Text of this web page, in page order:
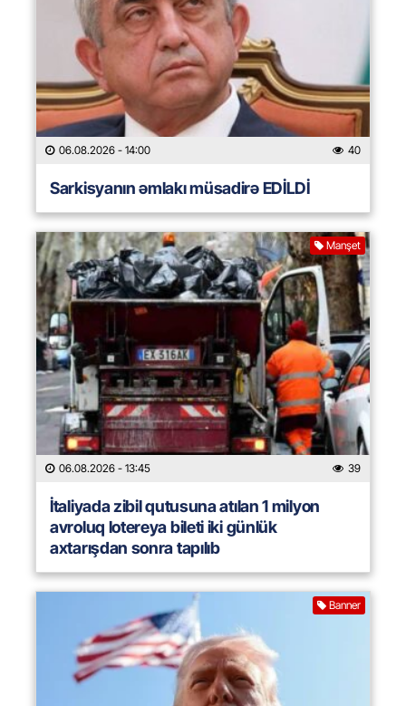
06.08.2026 - 14:00 40
Sarkisyanın əmlakı müsadirə EDİLDİ
Manşet
06.08.2026 - 13:45 39
İtaliyada zibil qutusuna atılan 1 milyon
avroluq lotereya bileti iki günlük
axtarışdan sonra tapılıb
Banner